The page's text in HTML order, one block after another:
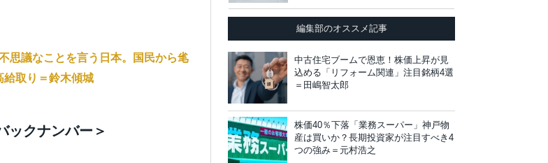
思議なことを言う日本。国民から毟
給取り＝鈴木傾城
ックナンバー＞
編集部のオススメ記事
中古住宅ブームで恩恵！株価上昇が見
込める「リフォーム関連」注目銘柄4選
＝田嶋智太郎
株価40％下落「業務スーパー」神戸物
産は買いか？長期投資家が注目すべき4
つの強み＝元村浩之